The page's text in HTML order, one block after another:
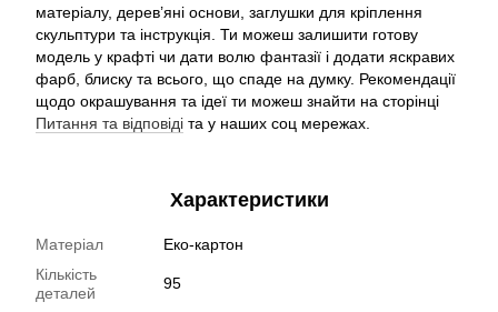
матеріалу, дерев’яні основи, заглушки для кріплення
скульптури та інструкція. Ти можеш залишити готову
модель у крафті чи дати волю фантазії і додати яскравих
фарб, блиску та всього, що спаде на думку. Рекомендації
щодо окрашування та ідеї ти можеш знайти на сторінці
Питання та відповіді та у наших соц мережах.
Характеристики
Матеріал
Еко-картон
Кількість
деталей
95